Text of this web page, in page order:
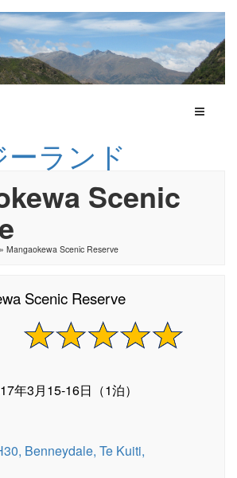
Toggle
ランド
Scenic
» Mangaokewa Scenic Reserve
Scenic Reserve
年3月15-16日（1泊）
Benneydale, Te Kuiti,